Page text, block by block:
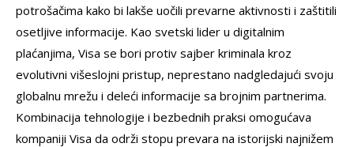
potrošačima kako bi lakše uočili prevarne aktivnosti i zaštitili
osetljive informacije. Kao svetski lider u digitalnim
plaćanjima, Visa se bori protiv sajber kriminala kroz
evolutivni višeslojni pristup, neprestano nadgledajući svoju
globalnu mrežu i deleći informacije sa brojnim partnerima.
Kombinacija tehnologije i bezbednih praksi omogućava
kompaniji Visa da održi stopu prevara na istorijski najnižem